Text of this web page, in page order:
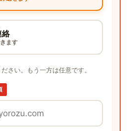
絡
ます
さい。もう一方は任意です。